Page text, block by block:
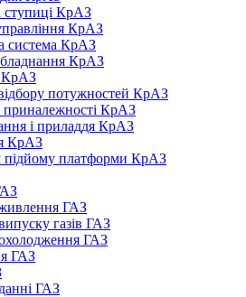
ступиці КрАЗ
КрАЗ
система КрАЗ
КрАЗ
КрАЗ
потужностей КрАЗ
приналежності КрАЗ
і приладдя КрАЗ
КрАЗ
підйому платформи КрАЗ
ГАЗ
газів ГАЗ
ГАЗ
ГАЗ
ГАЗ